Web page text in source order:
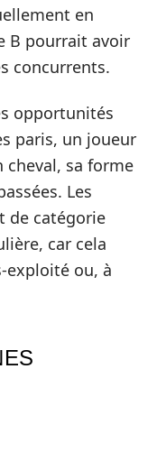
en
B pourrait avoir
concurrents.
opportunités
paris, un joueur
cheval, sa forme
Les
de catégorie
car cela
exploité ou, à